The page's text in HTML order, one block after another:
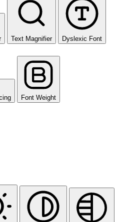
Text Magnifier Dyslexic Font
Font Weight